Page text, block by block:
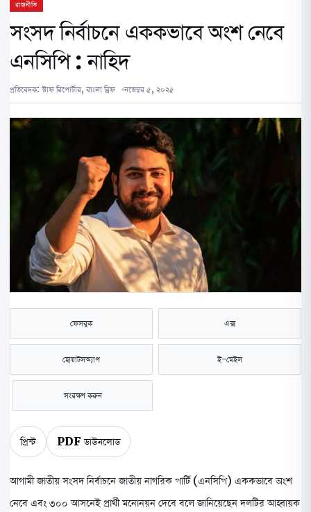
রাজনীতি
সংসদ নির্বাচনে এককভাবে অংশ নেবে
এনসিপি : নাহিদ
প্রতিবেদক: স্টাফ রিপোর্টার, বাংলা ব্রিফ নভেম্বর ৫, ২০২৫
ফেসবুক এক্স
হোয়াটসঅ্যাপ ই-মেইল
সংরক্ষণ করুন
প্রিন্ট PDF ডাউনলোড
আগামী জাতীয় সংসদ নির্বাচনে জাতীয় নাগরিক পার্টি (এনসিপি) এককভাবে অংশ
নেবে এবং ৩০০ আসনেই প্রার্থী মনোনয়ন দেবে বলে জানিয়েছেন দলটির আহ্বায়ক